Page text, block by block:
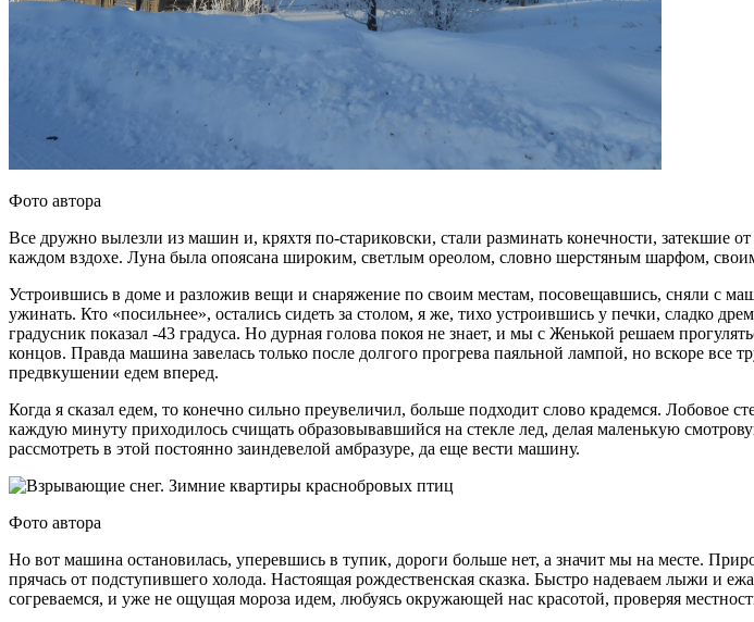
Фото автора
Все дружно вылезли из машин и, кряхтя по-стариковски, стали разминать конечности,
каждом вздохе. Луна была опоясана широким, светлым ореолом, словно шерстяным шарфом,
Устроившись в доме и разложив вещи и снаряжение по своим местам, посовещавшись, сняли с
ужинать. Кто «посильнее», остались сидеть за столом, я же, тихо устроившись у печки, сладко
градусник показал -43 градуса. Но дурная голова покоя не знает, и мы с Женькой решаем
концов. Правда машина завелась только после долгого прогрева паяльной лампой, но вскоре
предвкушении едем вперед.
Когда я сказал едем, то конечно сильно преувеличил, больше подходит слово крадемся. Лобовое
каждую минуту приходилось счищать образовывавшийся на стекле лед, делая маленькую
рассмотреть в этой постоянно заиндевелой амбразуре, да еще вести машину.
Фото автора
Но вот машина остановилась, уперевшись в тупик, дороги больше нет, а значит мы на месте.
прячась от подступившего холода. Настоящая рождественская сказка. Быстро надеваем лыжи и
согреваемся, и уже не ощущая мороза идем, любуясь окружающей нас красотой, проверяя